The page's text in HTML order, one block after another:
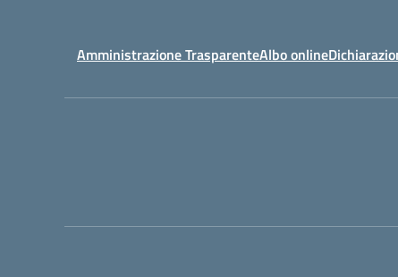
Amministrazione TrasparenteAlbo online